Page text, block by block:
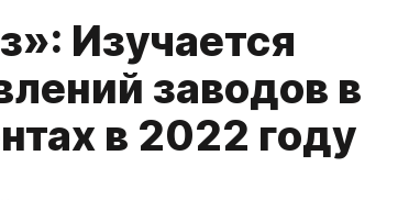
Изучается
заводов в
в 2022 году